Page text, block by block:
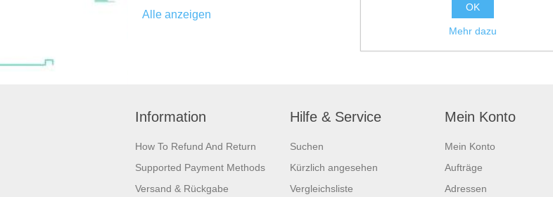
Alle anzeigen
Information
How To Refund And Return
Supported Payment Methods
Versand & Rückgabe
Hilfe & Service
Suchen
Kürzlich angesehen
Vergleichsliste
Mein Konto
Mein Konto
Aufträge
Adressen
OK
Mehr dazu